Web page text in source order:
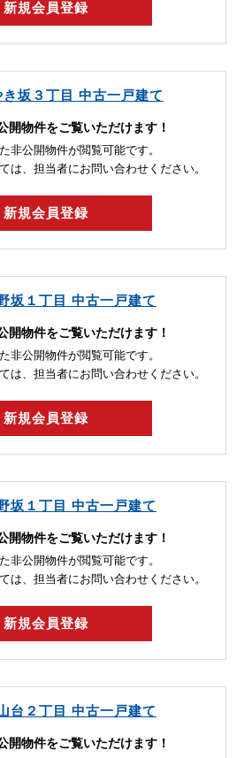
新規会員登録
き坂３丁目 中古一戸建て
開物件をご覧いただけます！
非公開物件が閲覧可能です。
は、担当者にお問い合わせください。
新規会員登録
坂１丁目 中古一戸建て
開物件をご覧いただけます！
非公開物件が閲覧可能です。
は、担当者にお問い合わせください。
新規会員登録
坂１丁目 中古一戸建て
開物件をご覧いただけます！
非公開物件が閲覧可能です。
は、担当者にお問い合わせください。
新規会員登録
台２丁目 中古一戸建て
開物件をご覧いただけます！